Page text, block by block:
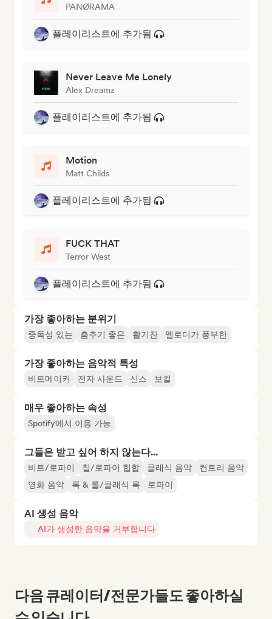
PANØRAMA
플레이리스트에 추가됨
Never Leave Me Lonely
Alex Dreamz
플레이리스트에 추가됨
Motion
Matt Childs
플레이리스트에 추가됨
FUCK THAT
Terror West
플레이리스트에 추가됨
가장 좋아하는 분위기
중독성 있는 춤추기 좋은 활기찬 멜로디가 풍부한
가장 좋아하는 음악적 특성
비트메이커 전자 사운드 신스 보컬
매우 좋아하는 속성
Spotify에서 이용 가능
그들은 받고 싶어 하지 않는다...
비트/로파이 칠/로파이 힙합 클래식 음악
컨트리 음악
영화 음악
록 & 롤/클래식 록 로파이
AI 생성 음악
AI가 생성한 음악을 거부합니다
다음 큐레이터/전문가들도 좋아하실